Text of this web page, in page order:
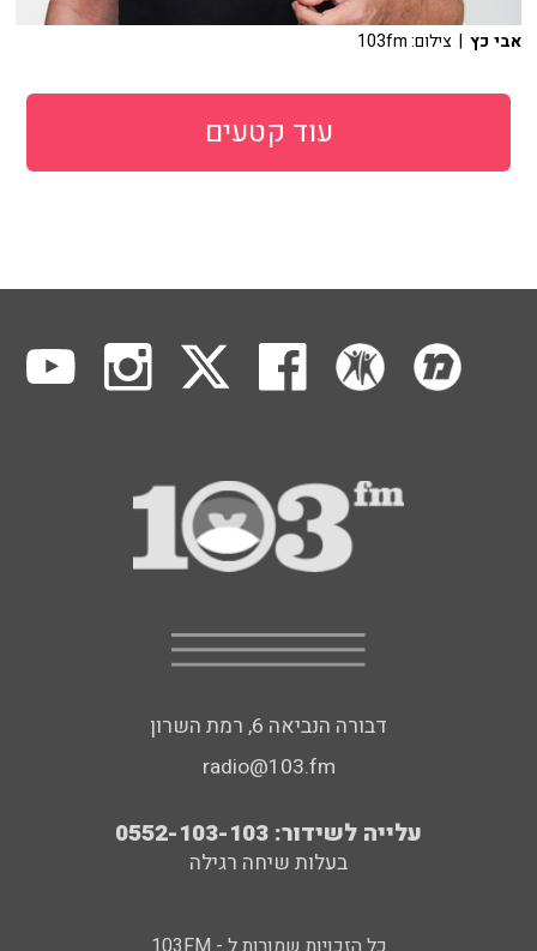
אבי כץ | צילום: 103fm
עוד קטעים
דבורה הנביאה 6, רמת השרון
radio@103.fm
עלייה לשידור: 0552-103-103
בעלות שיחה רגילה